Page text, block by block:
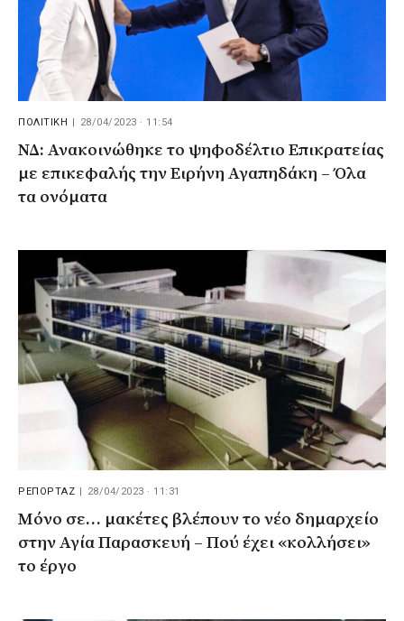
ΠΟΛΙΤΙΚΗ | 28/04/2023 · 11:54
ΝΔ: Ανακοινώθηκε το ψηφοδέλτιο Επικρατείας
με επικεφαλής την Ειρήνη Αγαπηδάκη – Όλα
τα ονόματα
ΡΕΠΟΡΤΑΖ | 28/04/2023 · 11:31
Μόνο σε… μακέτες βλέπουν το νέο δημαρχείο
στην Αγία Παρασκευή – Πού έχει «κολλήσει»
το έργο